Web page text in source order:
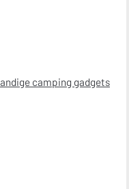
camping gadgets